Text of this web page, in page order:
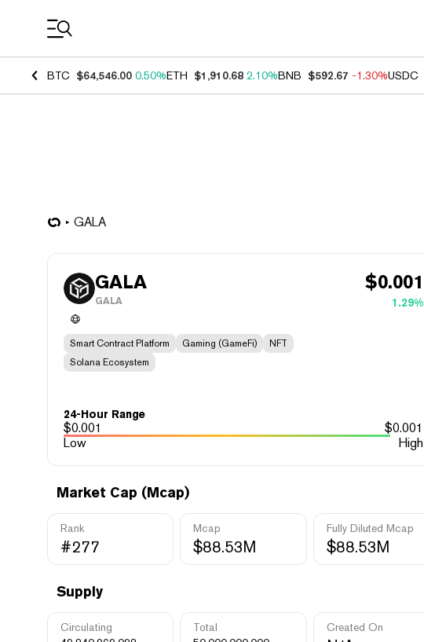
BTC $64,546.00 0.50%ETH $1,910.68 2.10%BNB $592.67 -1.30%USDC
GALA
GALA
GALA
$0.001
1.29%
Smart Contract Platform Gaming (GameFi)
NFT
Solana Ecosystem
24-Hour Range
$0.001 $0.001
Low
High
Market Cap (Mcap)
Rank
#277
Mcap
$88.53M
Fully Diluted Mcap
$88.53M
Supply
Circulating
Total
Created On